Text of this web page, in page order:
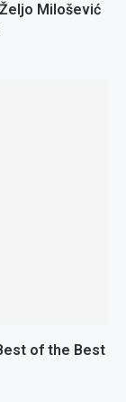
Milošević
of the Best